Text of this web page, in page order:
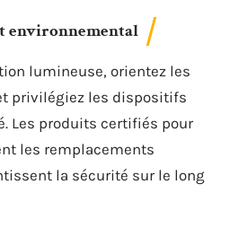
environnemental
lumineuse, orientez les
privilégiez les dispositifs
Les produits certifiés pour
les remplacements
la sécurité sur le long